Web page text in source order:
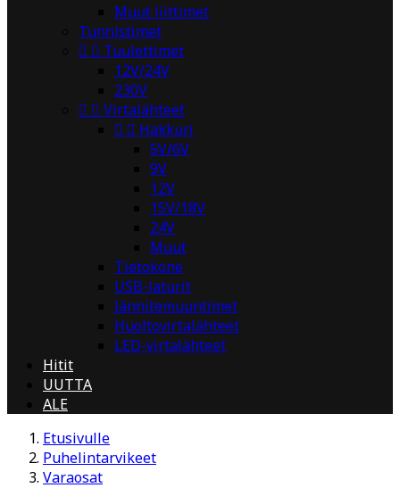
Muut liittimet
Tunnistimet
  Tuulettimet
12V/24V
230V
  Virtalähteet
  Hakkuri
5V/6V
9V
12V
15V/18V
24V
Muut
Tietokone
USB-laturit
Jännitemuuntimet
Huoltovirtalähteet
LED-virtalähteet
Hitit
UUTTA
ALE
Etusivulle
Puhelintarvikeet
Varaosat